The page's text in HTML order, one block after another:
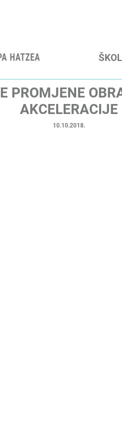
PROMJENE
AKCELERACIJE
10.10.2018.